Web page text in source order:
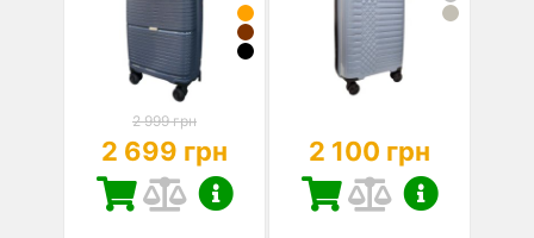
2 999 грн
2 699 грн 2 100 грн